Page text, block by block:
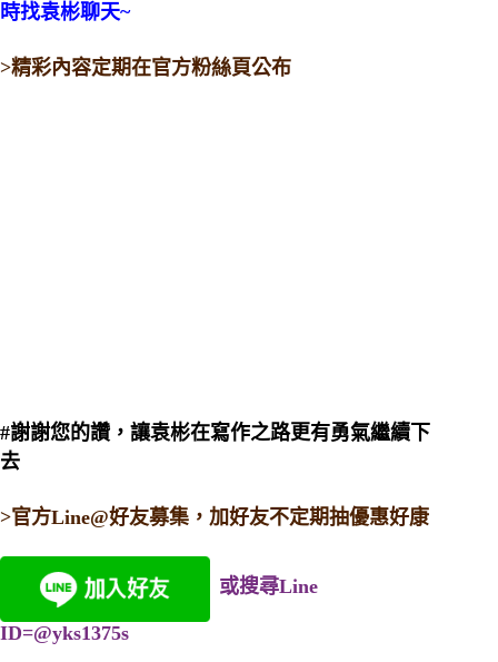
時找袁彬聊天~
>精彩內容定期在官方粉絲頁公布
#謝謝您的讚，讓袁彬在寫作之路更有勇氣繼續下
去
>官方Line@好友募集，加好友不定期抽優惠好康
或搜尋Line
ID=@yks1375s